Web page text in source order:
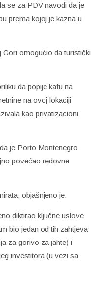
se za PDV navodi da je
prema kojoj je kazna u
Gori omogućio da turistički
da popije kafu na
na ovoj lokaciji
kao privatizacioni
je Porto Montenegro
povećao redovne
objašnjeno je.
diktirao ključne uslove
bio jedan od tih zahtjeva
za gorivo za jahte) i
investitora (u vezi sa